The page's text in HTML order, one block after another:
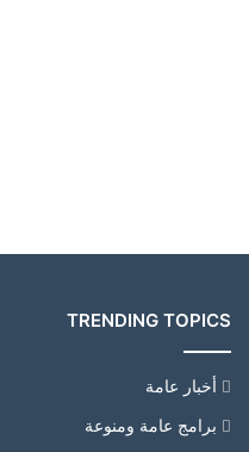
TRENDING TOPICS
أخبار عامة
برامج عامة ومنوعة